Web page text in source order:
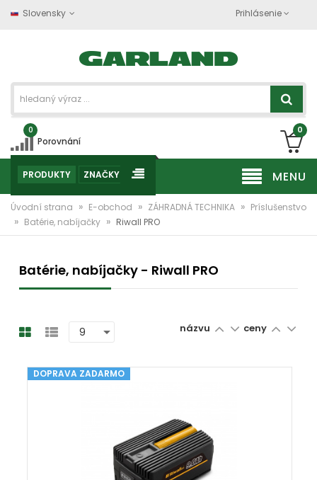
Slovensky Prihlásenie
0
Porovnání
0
MENU
PRODUKTY ZNAČKY
Úvodní strana » E-obchod » ZÁHRADNÁ TECHNIKA » Príslušenstvo
» Batérie, nabíjačky » Riwall PRO
Batérie, nabíjačky - Riwall PRO
názvu ceny
DOPRAVA ZADARMO